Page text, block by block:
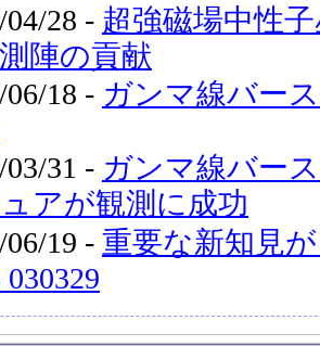
04/28 - 超強磁場中性
陣の貢献
06/18 - ガンマ線バー
03/31 - ガンマ線バー
アが観測に成功
06/19 - 重要な新知見